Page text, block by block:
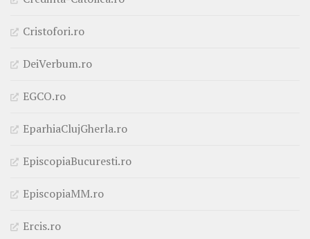
Cristofori.ro
DeiVerbum.ro
EGCO.ro
EparhiaClujGherla.ro
EpiscopiaBucuresti.ro
EpiscopiaMM.ro
Ercis.ro